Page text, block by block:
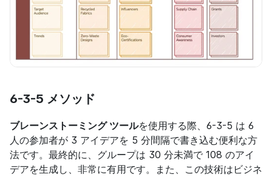
6-3-5 メソッド
ブレーンストーミング ツールを使用する際、6-3-5 は 6
人の参加者が 3 アイデアを 5 分間隔で書き込む便利な方
法です。最終的に、グループは 30 分未満で 108 のアイ
デアを生成し、非常に有用です。また、この技術はビジネ